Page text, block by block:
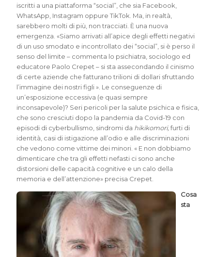
iscritti a una piattaforma “social”, che sia Facebook,
WhatsApp, Instagram oppure TikTok. Ma, in realtà,
sarebbero molti di più, non tracciati. È una nuova
emergenza. «Siamo arrivati all’apice degli effetti negativi
di un uso smodato e incontrollato dei “social”, si è perso il
senso del limite – commenta lo psichiatra, sociologo ed
educatore Paolo Crepet – si sta assecondando il cinismo
di certe aziende che fatturano trilioni di dollari sfruttando
l’immagine dei nostri figli ». Le conseguenze di
un’esposizione eccessiva (e quasi sempre
inconsapevole)? Seri pericoli per la salute psichica e fisica,
che sono cresciuti dopo la pandemia da Covid-19 con
episodi di cyberbullismo, sindromi da hikikomori,furti di
identità, casi di istigazione all’odio e alle discriminazioni
che vedono come vittime dei minori. « E non dobbiamo
dimenticare che tra gli effetti nefasti ci sono anche
distorsioni delle capacità cognitive e un calo della
memoria e dell’attenzione» precisa Crepet.
Cosa
sta